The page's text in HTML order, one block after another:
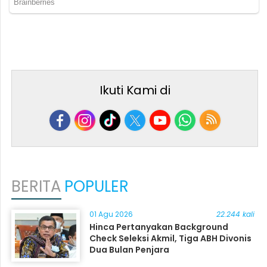
Ikuti Kami di
BERITA POPULER
01 Agu 2026 22.244 kali
Hinca Pertanyakan Background
Check Seleksi Akmil, Tiga ABH Divonis
Dua Bulan Penjara